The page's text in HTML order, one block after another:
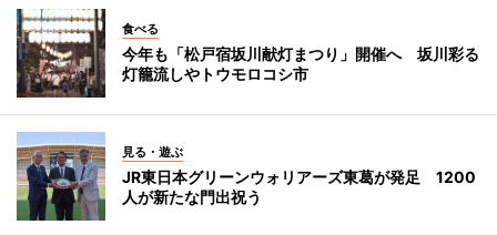
食べる
今年も「松戸宿坂川献灯まつり」開催へ 坂川彩る
灯籠流しやトウモロコシ市
見る・遊ぶ
JR東日本グリーンウォリアーズ東葛が発足 1200
人が新たな門出祝う